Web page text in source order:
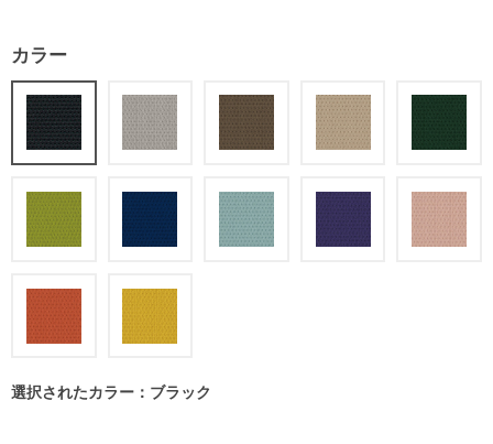
カラー
選択されたカラー：ブラック